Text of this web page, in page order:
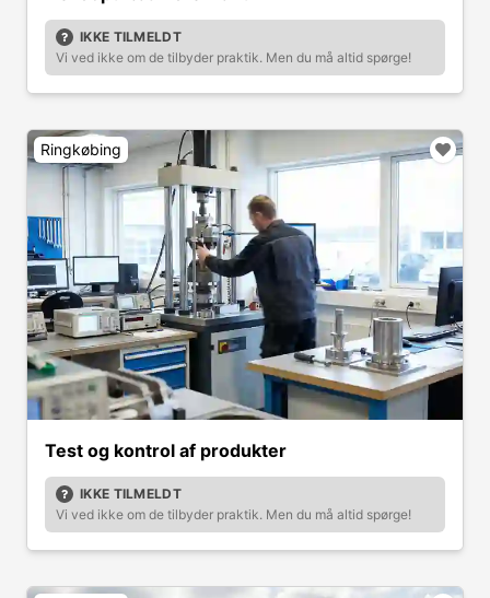
IKKE TILMELDT
Vi ved ikke om de tilbyder praktik. Men du må altid spørge!
Ringkøbing
Test og kontrol af produkter
IKKE TILMELDT
Vi ved ikke om de tilbyder praktik. Men du må altid spørge!